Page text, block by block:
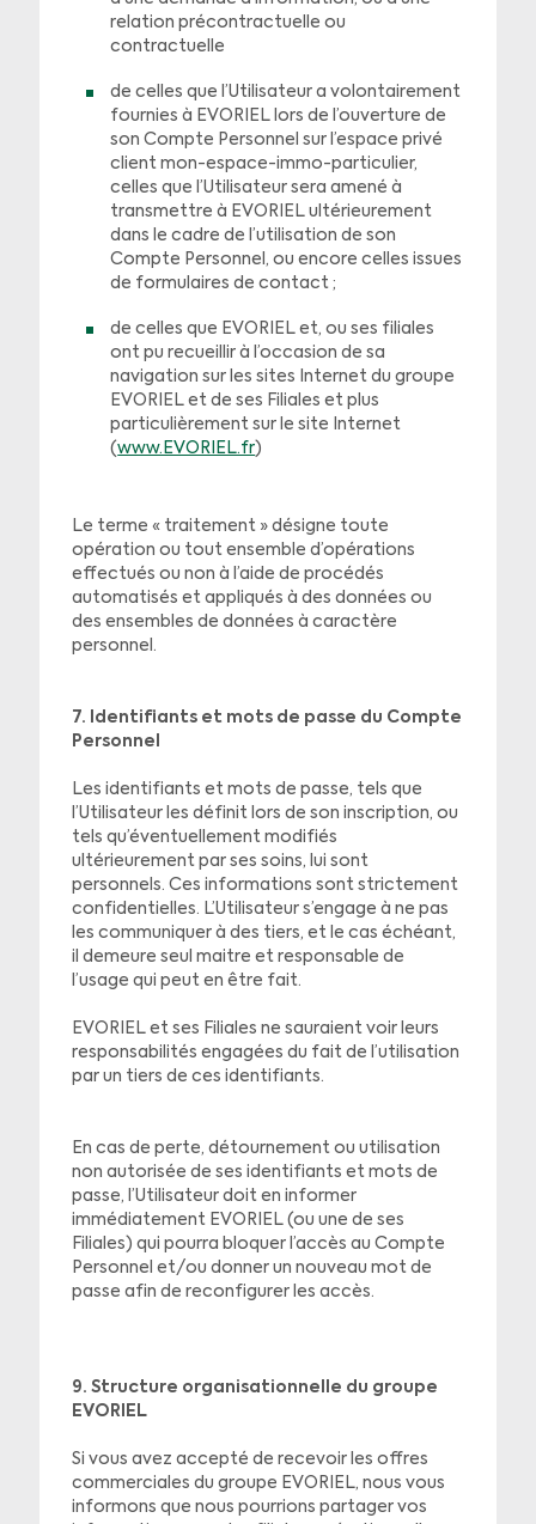
relation précontractuelle ou
contractuelle
de celles que l’Utilisateur a volontairement
fournies à EVORIEL lors de l’ouverture de
son Compte Personnel sur l’espace privé
client mon-espace-immo-particulier,
celles que l’Utilisateur sera amené à
transmettre à EVORIEL ultérieurement
dans le cadre de l’utilisation de son
Compte Personnel, ou encore celles issues
de formulaires de contact ;
de celles que EVORIEL et, ou ses filiales
ont pu recueillir à l’occasion de sa
navigation sur les sites Internet du groupe
EVORIEL et de ses Filiales et plus
particulièrement sur le site Internet
(www.EVORIEL.fr)
Le terme « traitement » désigne toute
opération ou tout ensemble d’opérations
effectués ou non à l’aide de procédés
automatisés et appliqués à des données ou
des ensembles de données à caractère
personnel.
7. Identifiants et mots de passe du Compte
Personnel
Les identifiants et mots de passe, tels que
l’Utilisateur les définit lors de son inscription, ou
tels qu’éventuellement modifiés
ultérieurement par ses soins, lui sont
personnels. Ces informations sont strictement
confidentielles. L’Utilisateur s’engage à ne pas
les communiquer à des tiers, et le cas échéant,
il demeure seul maitre et responsable de
l’usage qui peut en être fait.
EVORIEL et ses Filiales ne sauraient voir leurs
responsabilités engagées du fait de l’utilisation
par un tiers de ces identifiants.
En cas de perte, détournement ou utilisation
non autorisée de ses identifiants et mots de
passe, l’Utilisateur doit en informer
immédiatement EVORIEL (ou une de ses
Filiales) qui pourra bloquer l’accès au Compte
Personnel et/ou donner un nouveau mot de
passe afin de reconfigurer les accès.
9. Structure organisationnelle du groupe
EVORIEL
Si vous avez accepté de recevoir les offres
commerciales du groupe EVORIEL, nous vous
informons que nous pourrions partager vos